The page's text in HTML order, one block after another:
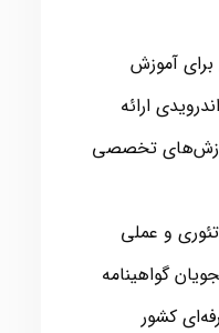
برای آموزش
ارائه
تخصصی
و عملی
گواهینامه
کشور